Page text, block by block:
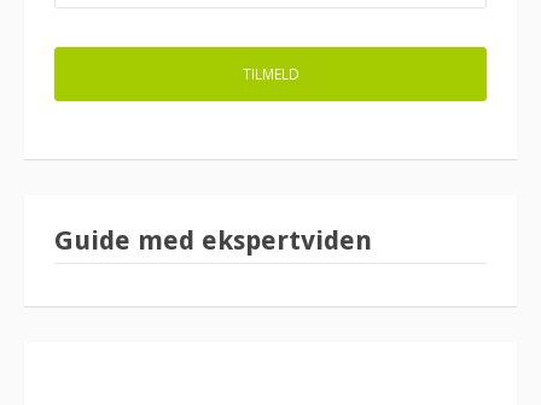
Guide med ekspertviden